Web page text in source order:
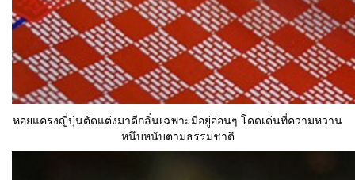
หอยแครงญี่ปุ่นตัดแต่งมาดีกลิ่นเฉพาะมีอยู่อ่อนๆ โดดเด่นที่ความหวาน
หนึบหนับตามธรรมชาติ